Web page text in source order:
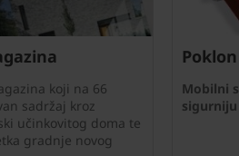
koji na 66
sadržaj kroz
učinkovitog doma te
gradnje novog
Mobilni